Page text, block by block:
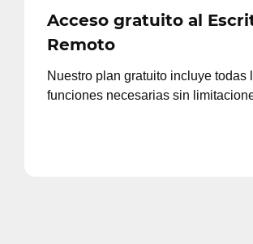
Acceso gratuito al
Remoto
Nuestro plan gratuito incluye todas
funciones necesarias sin